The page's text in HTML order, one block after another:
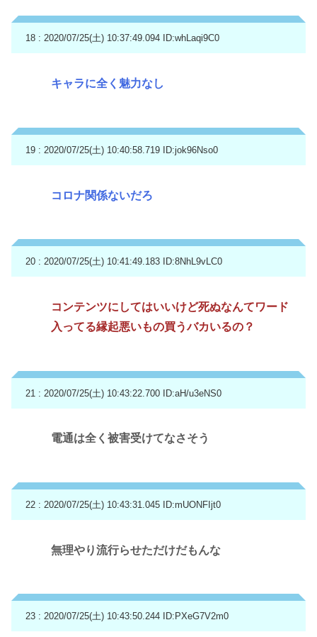
18 : 2020/07/25(土) 10:37:49.094 ID:whLaqi9C0
キャラに全く魅力なし
19 : 2020/07/25(土) 10:40:58.719 ID:jok96Nso0
コロナ関係ないだろ
20 : 2020/07/25(土) 10:41:49.183 ID:8NhL9vLC0
コンテンツにしてはいいけど死ぬなんてワード
入ってる縁起悪いもの買うバカいるの？
21 : 2020/07/25(土) 10:43:22.700 ID:aH/u3eNS0
電通は全く被害受けてなさそう
22 : 2020/07/25(土) 10:43:31.045 ID:mUONFIjt0
無理やり流行らせただけだもんな
23 : 2020/07/25(土) 10:43:50.244 ID:PXeG7V2m0